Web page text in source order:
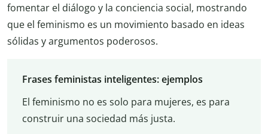
fomentar el diálogo y la conciencia social, mostrando
que el feminismo es un movimiento basado en ideas
sólidas y argumentos poderosos.
Frases feministas inteligentes: ejemplos
El feminismo no es solo para mujeres, es para
construir una sociedad más justa.